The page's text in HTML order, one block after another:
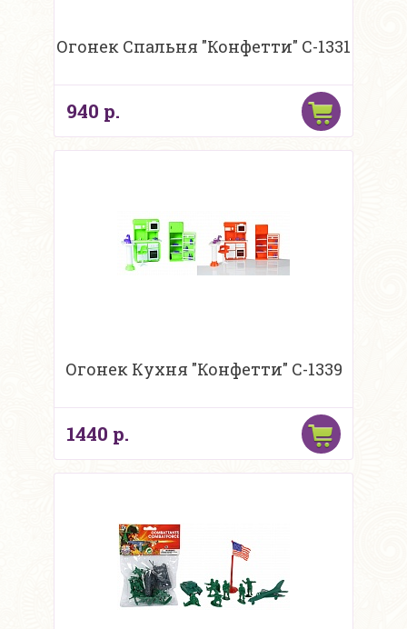
Огонек Спальня "Конфетти" С-1331
940 р.
Огонек Кухня "Конфетти" С-1339
1440 р.